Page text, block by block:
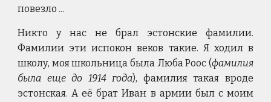
повезло ...
Никто у нас не брал эстонские фамилии.
Фамилии эти испокон веков такие. Я ходил в
школу, моя школьница была Люба Роос (фамилия
была еще до 1914 года), фамилия такая вроде
эстонская. А её брат Иван в армии был с моим